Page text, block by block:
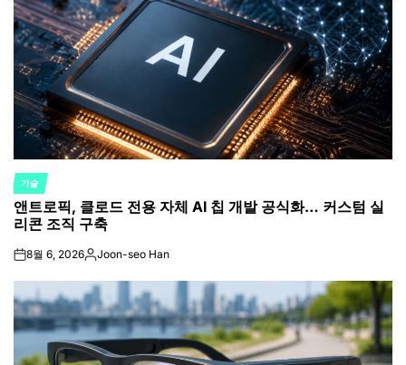
POSTED
IN
기술
앤트로픽, 클로드 전용 자체 AI 칩 개발 공식화… 커스텀 실
리콘 조직 구축
on8월 6, 2026Posted
Joon-seo Han